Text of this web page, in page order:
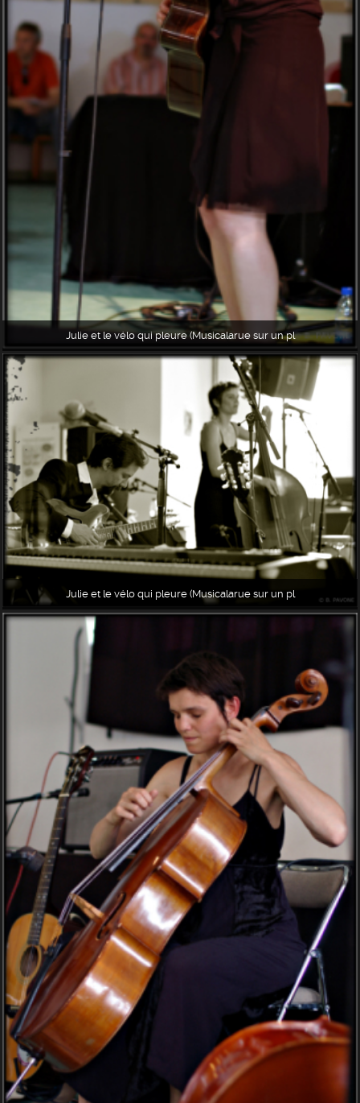
Julie et le vélo qui pleure (Musicalarue sur un pl
Julie et le vélo qui pleure (Musicalarue sur un pl